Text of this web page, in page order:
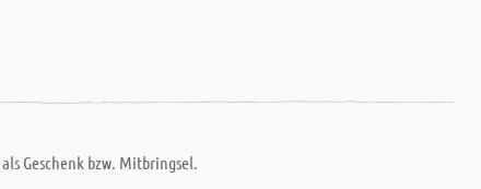
Geschenk bzw. Mitbringsel.